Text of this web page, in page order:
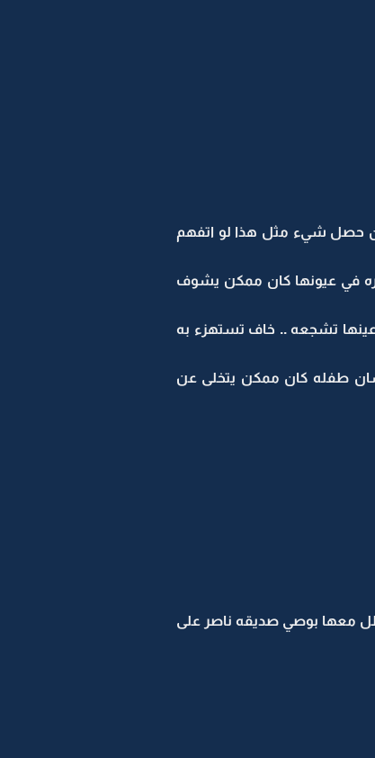
حصل شيء مثل هذا لو اتفهم
في عيونها كان ممكن يشوف
تشجعه .. خاف تستهزء به
طفله كان ممكن يتخلى عن
معها بوصي صديقه ناصر على